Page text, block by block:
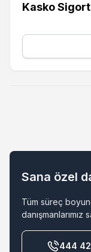
Kasko
Sana özel
Tüm süreç
danışmanlarımız
444